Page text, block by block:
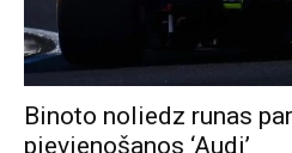
Binoto noliedz runas
pievienošanos ‘Audi’